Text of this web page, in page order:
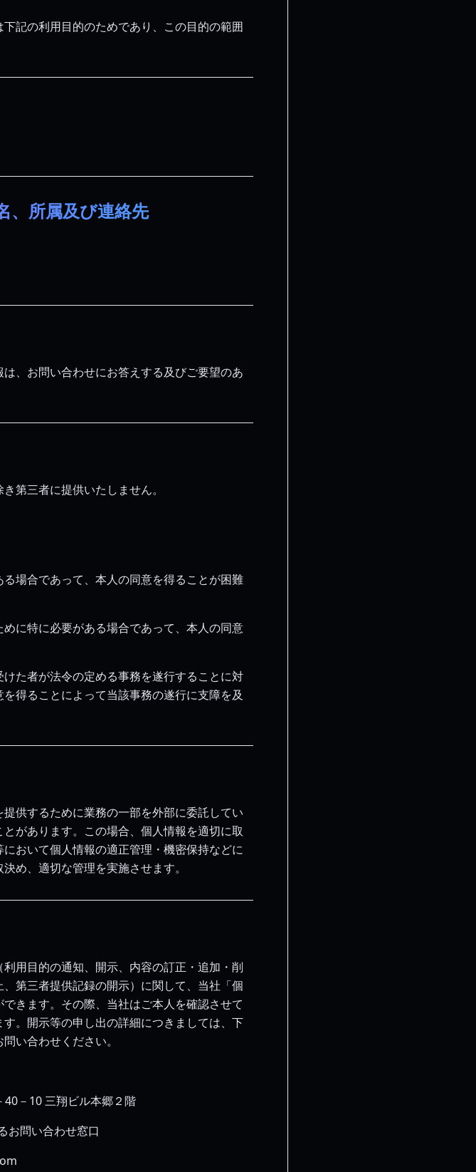
記の利用目的のためであり、この目的の範囲
、所属及び連絡先
、お問い合わせにお答えする及びご要望のあ
第三者に提供いたしません。
場合であって、本人の同意を得ることが困難
に特に必要がある場合であって、本人の同意
た者が法令の定める事務を遂行することに対
得ることによって当該事務の遂行に支障を及
供するために業務の一部を外部に委託してい
があります。この場合、個人情報を適切に取
おいて個人情報の適正管理・機密保持などに
め、適切な管理を実施させます。
用目的の通知、開示、内容の訂正・追加・削
第三者提供記録の開示）に関して、当社「個
きます。その際、当社はご本人を確認させて
。開示等の申し出の詳細につきましては、下
い合わせください。
三翔ビル本郷２階
い合わせ窓口